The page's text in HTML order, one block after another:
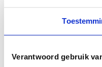
Verantwoord gebruik